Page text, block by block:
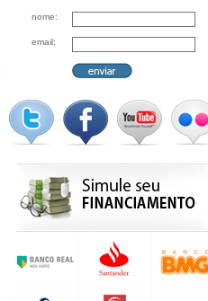
nome:
email: